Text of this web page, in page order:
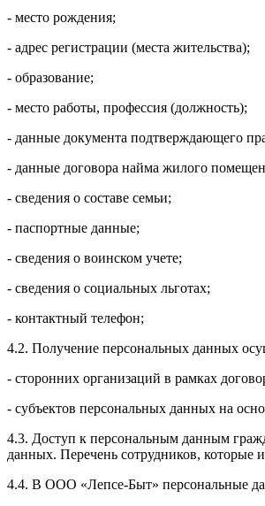
- место рождения;
- адрес регистрации (места жительства);
- образование;
- место работы, профессия (должность);
- данные документа подтверждающего
- данные договора найма жилого
- сведения о составе семьи;
- паспортные данные;
- сведения о воинском учете;
- сведения о социальных льготах;
- контактный телефон;
4.2. Получение персональных данных
- сторонних организаций в рамках
- субъектов персональных данных на
4.3. Доступ к персональным данным
данных. Перечень сотрудников, которые
4.4. В ООО «Лепсе-Быт» персональные